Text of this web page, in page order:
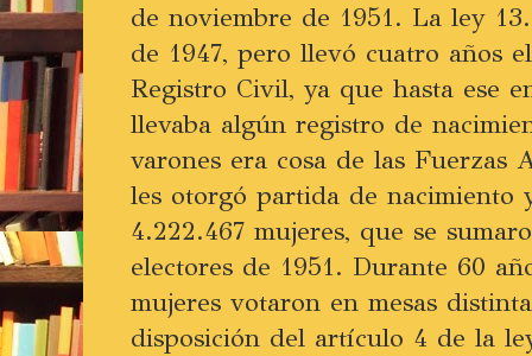
de noviembre de 1951. La ley
de 1947, pero llevó cuatro años
Registro Civil, ya que hasta ese
llevaba algún registro de
varones era cosa de las Fuerzas
les otorgó partida de nacimiento
4.222.467 mujeres, que se
electores de 1951. Durante 60
mujeres votaron en mesas
disposición del artículo 4 de la